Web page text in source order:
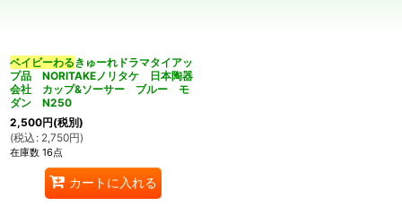
カテゴリ:
特集
ベイビーわる きゅーれドラマタイアッ
プ品 NORITAKEノリタケ 日本陶器
会社 カップ&ソーサー ブルー モ
ダン N250
2,500円(税別)
(税込 : 2,750円)
在庫数 16点
カートに入れる